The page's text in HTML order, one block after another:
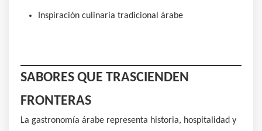
Inspiración culinaria tradicional árabe
SABORES QUE TRASCIENDEN
FRONTERAS
La gastronomía árabe representa historia, hospitalidad y